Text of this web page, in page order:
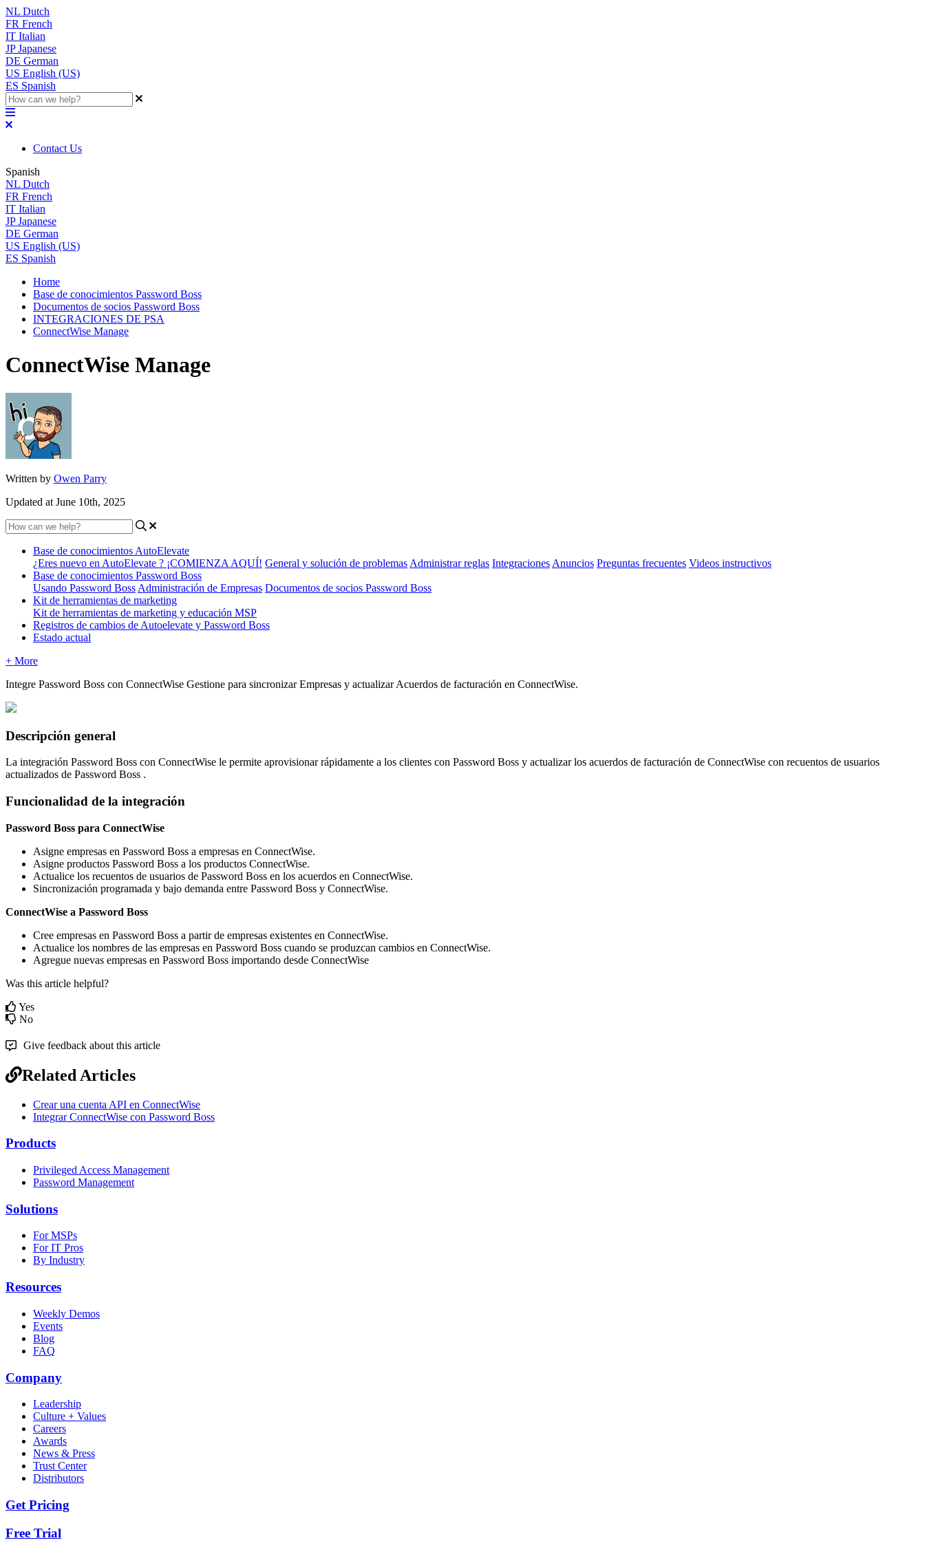
NL Dutch
FR French
IT Italian
JP Japanese
DE German
US English (US)
ES Spanish
Contact Us
Spanish
NL Dutch
FR French
IT Italian
JP Japanese
DE German
US English (US)
ES Spanish
Home
Base de conocimientos Password Boss
Documentos de socios Password Boss
INTEGRACIONES DE PSA
ConnectWise Manage
ConnectWise Manage
Written by Owen Parry
Updated at June 10th, 2025
Base de conocimientos AutoElevate
¿Eres nuevo en AutoElevate ? ¡COMIENZA AQUÍ! General y solución de problemas Administrar reglas Integraciones Anuncios Preguntas frecuentes Videos instructivos
Base de conocimientos Password Boss
Usando Password Boss Administración de Empresas Documentos de socios Password Boss
Kit de herramientas de marketing
Kit de herramientas de marketing y educación MSP
Registros de cambios de Autoelevate y Password Boss
Estado actual
+ More
Integre Password Boss con ConnectWise Gestione para sincronizar Empresas y actualizar Acuerdos de facturación en ConnectWise.
Descripción general
La integración Password Boss con ConnectWise le permite aprovisionar rápidamente a los clientes con Password Boss y actualizar los acuerdos de facturación de ConnectWise con recuentos de usuarios
actualizados de Password Boss .
Funcionalidad de la integración
Password Boss para ConnectWise
Asigne empresas en Password Boss a empresas en ConnectWise.
Asigne productos Password Boss a los productos ConnectWise.
Actualice los recuentos de usuarios de Password Boss en los acuerdos en ConnectWise.
Sincronización programada y bajo demanda entre Password Boss y ConnectWise.
ConnectWise a Password Boss
Cree empresas en Password Boss a partir de empresas existentes en ConnectWise.
Actualice los nombres de las empresas en Password Boss cuando se produzcan cambios en ConnectWise.
Agregue nuevas empresas en Password Boss importando desde ConnectWise
Was this article helpful?
Yes
No
Give feedback about this article
Related Articles
Crear una cuenta API en ConnectWise
Integrar ConnectWise con Password Boss
Products
Privileged Access Management
Password Management
Solutions
For MSPs
For IT Pros
By Industry
Resources
Weekly Demos
Events
Blog
FAQ
Company
Leadership
Culture + Values
Careers
Awards
News & Press
Trust Center
Distributors
Get Pricing
Free Trial